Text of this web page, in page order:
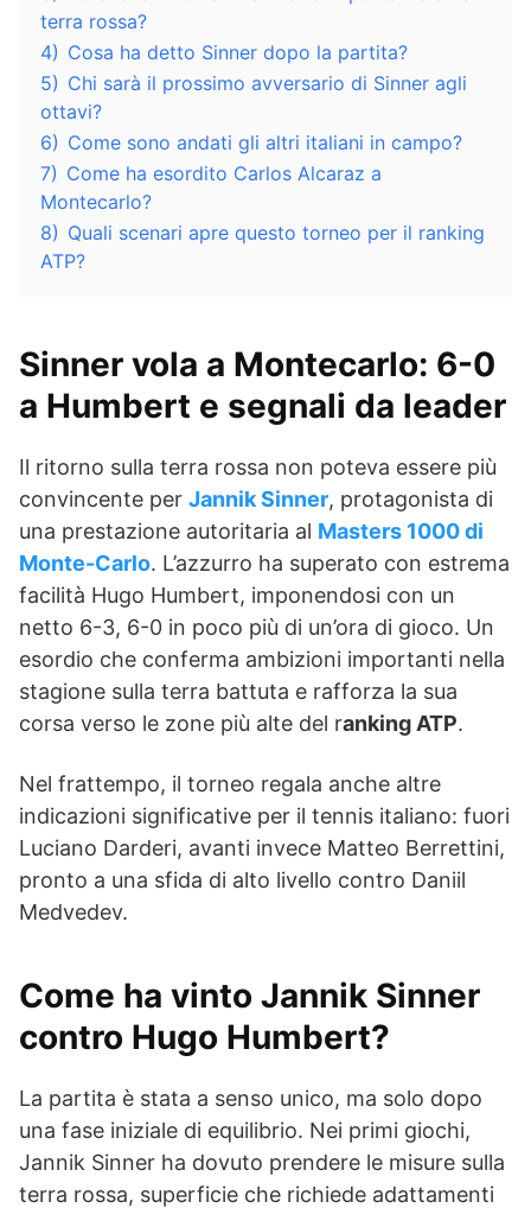
terra rossa?
4) Cosa ha detto Sinner dopo la partita?
5) Chi sarà il prossimo avversario di Sinner agli
ottavi?
6) Come sono andati gli altri italiani in campo?
7) Come ha esordito Carlos Alcaraz a
Montecarlo?
8) Quali scenari apre questo torneo per il ranking
ATP?
Sinner vola a Montecarlo: 6-0
a Humbert e segnali da leader
Il ritorno sulla terra rossa non poteva essere più
convincente per Jannik Sinner, protagonista di
una prestazione autoritaria al Masters 1000 di
Monte-Carlo. L’azzurro ha superato con estrema
facilità Hugo Humbert, imponendosi con un
netto 6-3, 6-0 in poco più di un’ora di gioco. Un
esordio che conferma ambizioni importanti nella
stagione sulla terra battuta e rafforza la sua
corsa verso le zone più alte del ranking ATP.
Nel frattempo, il torneo regala anche altre
indicazioni significative per il tennis italiano: fuori
Luciano Darderi, avanti invece Matteo Berrettini,
pronto a una sfida di alto livello contro Daniil
Medvedev.
Come ha vinto Jannik Sinner
contro Hugo Humbert?
La partita è stata a senso unico, ma solo dopo
una fase iniziale di equilibrio. Nei primi giochi,
Jannik Sinner ha dovuto prendere le misure sulla
terra rossa, superficie che richiede adattamenti